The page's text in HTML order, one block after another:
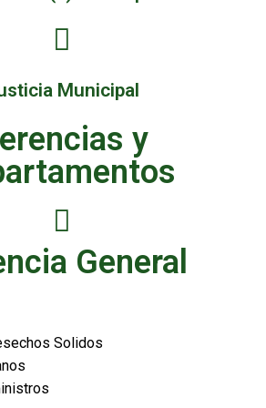
Municipal
y
General
Solidos